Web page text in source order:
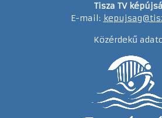
Tisza TV
E-mail:
Közérdekű